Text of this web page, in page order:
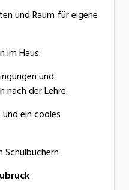
und Raum für eigene
im Haus.
und
nach der Lehre.
ein cooles
Schulbüchern